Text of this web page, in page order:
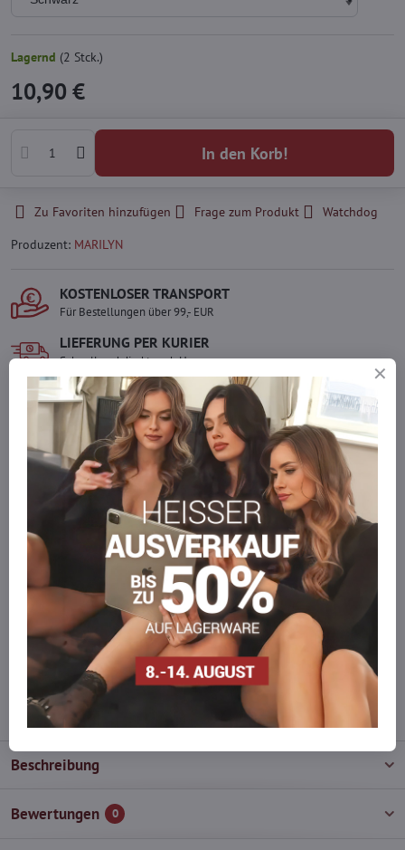
Lagernd (2 Stck.)
10,90 €
In den Korb!
Zu Favoriten hinzufügen Frage zum Produkt
Watchdog
Produzent: MARILYN
KOSTENLOSER TRANSPORT
Für Bestellungen über 99,- EUR
LIEFERUNG PER KURIER
Schnell und direkt nach Hause.
SICHERE ZAHLUNGEN
Gesicherte Online-Zahlungen
Ware auf Lager
Wir versenden sofort
Werden Sie Teil von everlady
Werden Sie Teil von everlady und genießen Sie einen 5 %
Mitgliedervorteilbei jedem Einkauf.
Der Vorteil wird automatisch im Warenkorb angewendet.
Möchten Sie mehr bestellen, als wir
auf Lager haben?
Zögern Sie nicht, uns zu kontaktieren, wir füllen die Ware für Sie
wieder auf!
info​@everlady​.eu
Beschreibung
Bewertungen 0